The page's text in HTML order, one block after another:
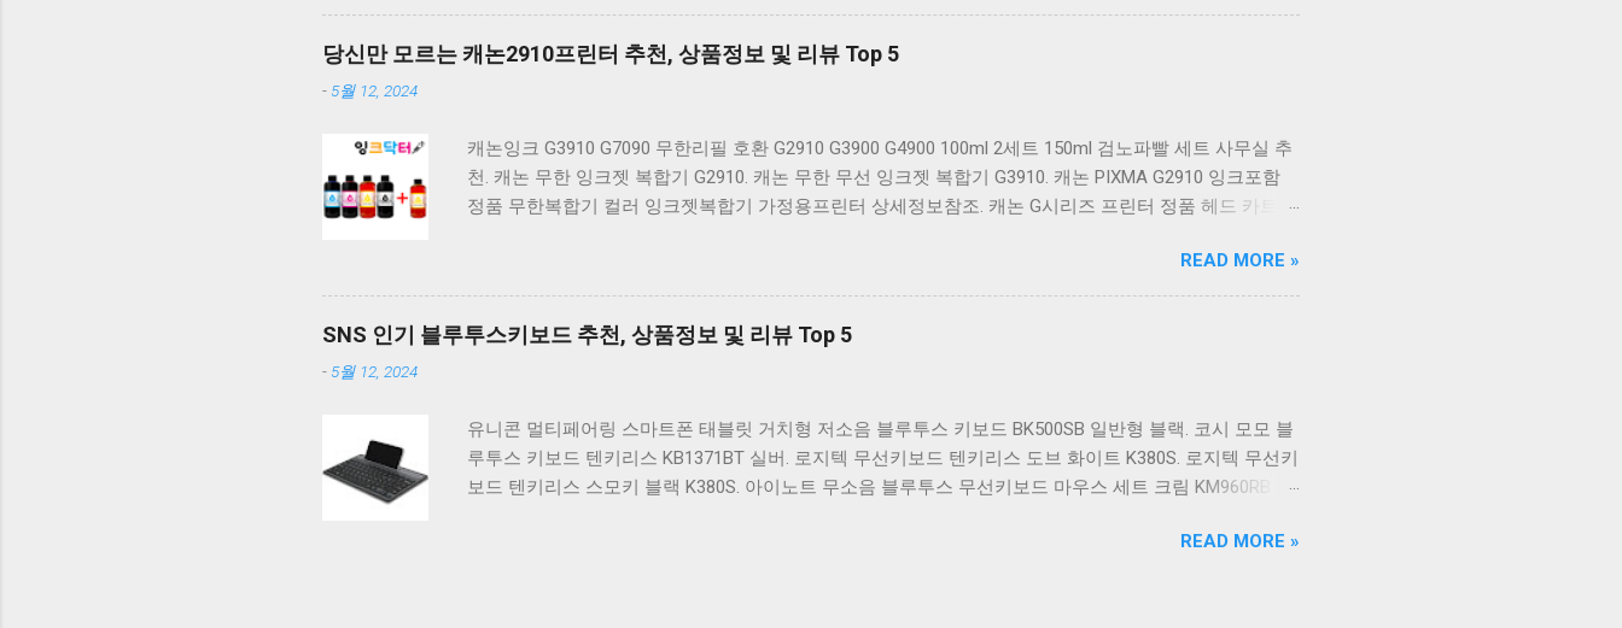
지 K517 Retro. COX CK01 교체축 사이드 RGB 게이밍 기계식 키보드 네이비 CK01NV적축 일반형. 체리키
보드 XTRFY MX BOARD 3.1 RGB 게이밍 기계식 키보드 24종 축 선택 적축 블랙. COX 기계식 게이밍 키보
드 갈축 그레이 화이트 CK01 TKL 텐키리스 기계식키보드 구매를 고려하실 때, 추가 할인 혜택을 놓치지
고를 때는 더 고민이 많을 수 밖에 없습니다. 다양한 상품들을 상세스펙 과 가격 을 꼼꼼히 비교해서 구매
하실 수 있도록 순위 추천 해드릴게요. 특가상품 보러가기 ...
당신만 모르는 캐논2910프린터 추천, 상품정보 및 리뷰 Top 5
- 5월 12, 2024
캐논잉크 G3910 G7090 무한리필 호환 G2910 G3900 G4900 100ml 2세트 150ml 검노파빨 세트 사무실 추
천. 캐논 무한 잉크젯 복합기 G2910. 캐논 무한 무선 잉크젯 복합기 G3910. 캐논 PIXMA G2910 잉크포함
정품 무한복합기 컬러 잉크젯복합기 가정용프린터 상세정보참조. 캐논 G시리즈 프린터 정품 헤드 카트리
캐논 프린터 G1900 G2900 G3900 G4900 G1910 G2910 G2915 G3910 G3915 G4902 G4910 G4911 리필 잉
크 1개 GI990 500ml 4색세트. 캐논 빌트인 정품무한 복합기 G2910 정품잉크 포함충전잉크4색 추가증정.
캐논 무한 잉크젯 복합기 G4910. 캐논 GI990 호환잉크 4색세트 G3910 G3900 G2900 G4900 G2910 G3915
G3100 G1900 G4902 G4910 G1910 리필 1세트. 캐논 무한 유무선 잉크젯 복합기 G6091 캐논2910프린터
이 어려우시죠? 특히 캐논2910프린터 같은 상품을 고를 때는 더 고민이 많을 수 밖에 없습니다. 다양한 상
품들을 상세스펙 과 가격 을 꼼꼼히 비교해서 구매하실 수 있도록 순위 추천 해드릴게요. ...
READ MORE »
SNS 인기 블루투스키보드 추천, 상품정보 및 리뷰 Top 5
- 5월 12, 2024
유니콘 멀티페어링 스마트폰 태블릿 거치형 저소음 블루투스 키보드 BK500SB 일반형 블랙. 코시 모모 블
루투스 키보드 텐키리스 KB1371BT 실버. 로지텍 무선키보드 텐키리스 도브 화이트 K380S. 로지텍 무선키
보드 텐키리스 스모키 블랙 K380S. 아이노트 무소음 블루투스 무선키보드 마우스 세트 크림 KM960RB 일
버 텐키리스. 로지텍 무선키보드 텐키리스 더스티 로즈 K380S. 로이체 무선 키보드 마우스 세트 RX3100
READ MORE »